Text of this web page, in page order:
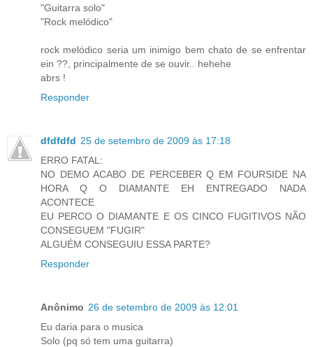
"Guitarra solo"
"Rock melódico"
rock melódico seria um inimigo bem chato de se enfrentar
ein ??, principalmente de se ouvir.. hehehe
abrs !
Responder
dfdfdfd 25 de setembro de 2009 às 17:18
ERRO FATAL:
NO DEMO ACABO DE PERCEBER Q EM FOURSIDE NA
HORA Q O DIAMANTE EH ENTREGADO NADA
ACONTECE
EU PERCO O DIAMANTE E OS CINCO FUGITIVOS NÃO
CONSEGUEM "FUGIR"
ALGUÉM CONSEGUIU ESSA PARTE?
Responder
Anônimo 26 de setembro de 2009 às 12:01
Eu daria para o musica
Solo (pq só tem uma guitarra)